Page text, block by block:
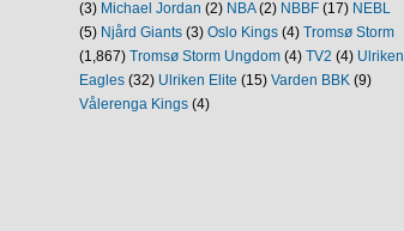
(3) Michael Jordan (2) NBA(2) NBBF(17) NEBL
(5) Njård Giants(3) Oslo Kings(4) Tromsø Storm
(1,867) Tromsø Storm Ungdom(4) TV2 (4) Ulriken
Eagles(32) Ulriken Elite (15) Varden BBK(9)
Vålerenga Kings(4)